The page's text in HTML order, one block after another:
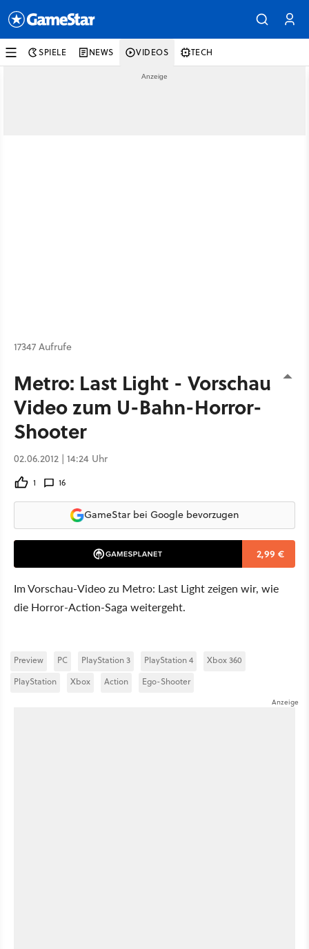
SPIELE NEWS VIDEOS TECH
17347 Aufrufe
Metro: Last Light - Vorschau-
Video zum U-Bahn-Horror-
Shooter
02.06.2012 | 14:24 Uhr
1 16
GameStar bei Google bevorzugen
2,99 €
Im Vorschau-Video zu Metro: Last Light zeigen wir, wie
die Horror-Action-Saga weitergeht.
Preview PC PlayStation 3 PlayStation 4
Xbox 360
PlayStation
Xbox Action Ego-Shooter